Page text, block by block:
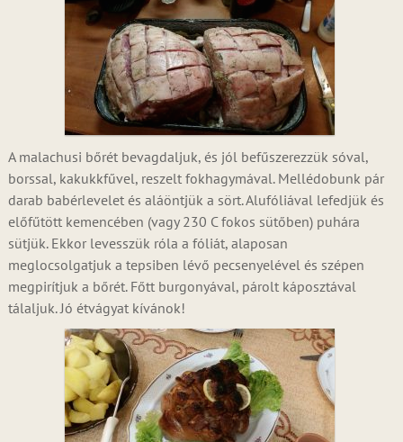
A malachusi bőrét bevagdaljuk, és jól befűszerezzük sóval,
borssal, kakukkfűvel, reszelt fokhagymával. Mellédobunk pár
darab babérlevelet és aláöntjük a sört. Alufóliával lefedjük és
előfűtött kemencében (vagy 230 C fokos sütőben) puhára
sütjük. Ekkor levesszük róla a fóliát, alaposan
meglocsolgatjuk a tepsiben lévő pecsenyelével és szépen
megpirítjuk a bőrét. Főtt burgonyával, párolt káposztával
tálaljuk. Jó étvágyat kívánok!